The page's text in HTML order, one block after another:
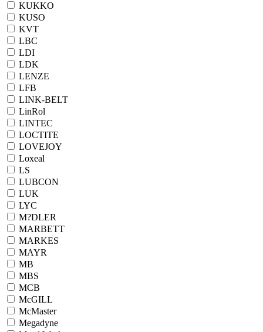
KUKKO
KUSO
KVT
LBC
LDI
LDK
LENZE
LFB
LINK-BELT
LinRol
LINTEC
LOCTITE
LOVEJOY
Loxeal
LS
LUBCON
LUK
LYC
M?DLER
MARBETT
MARKES
MAYR
MB
MBS
MCB
McGILL
McMaster
Megadyne